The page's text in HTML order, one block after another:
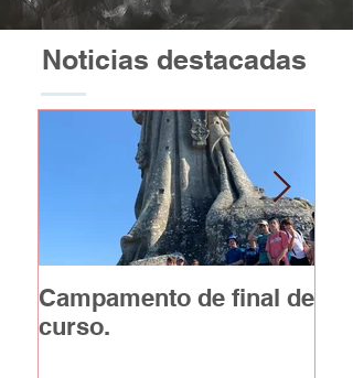
Noticias destacadas
Campamento de final de
curso.